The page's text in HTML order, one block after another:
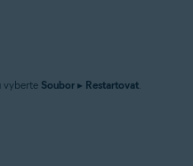
vyberte Soubor ▸ Restartovat.